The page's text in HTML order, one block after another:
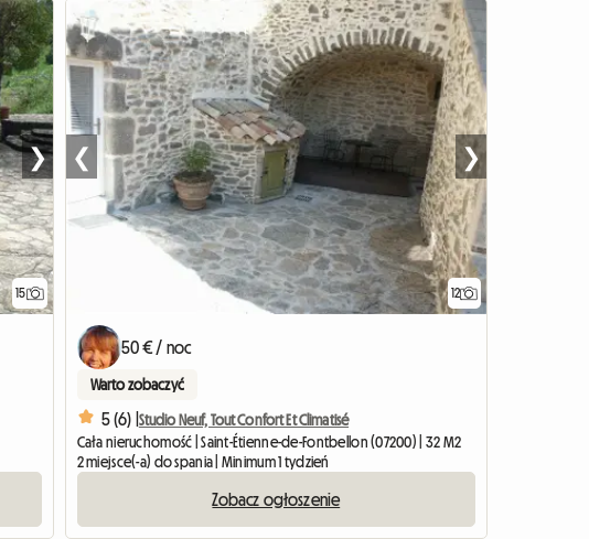
15
❯
12
❮ ❯
50 € / noc
Warto zobaczyć
5 (6) | Studio Neuf, Tout Confort Et Climatisé
Cała nieruchomość | Saint-Étienne-de-Fontbellon (07200) | 32 M2
2 miejsce(-a) do spania | Minimum 1 tydzień
Zobacz ogłoszenie